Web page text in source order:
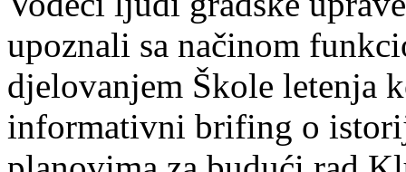
upoznali sa načinom
djelovanjem Škole letenja
informativni brifing o